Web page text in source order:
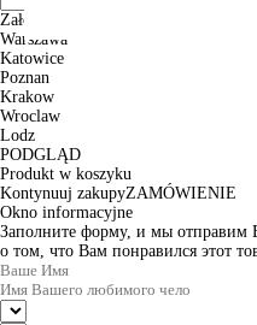
Założenia
Warszawa
Katowice
Poznan
Krakow
Wroclaw
Lodz
PODGLĄD
Produkt w koszyku
Kontynuuj zakupyZAMÓWIENIE
Okno informacyjne
Заполните форму, и мы отправим
о том, что Вам понравился этот